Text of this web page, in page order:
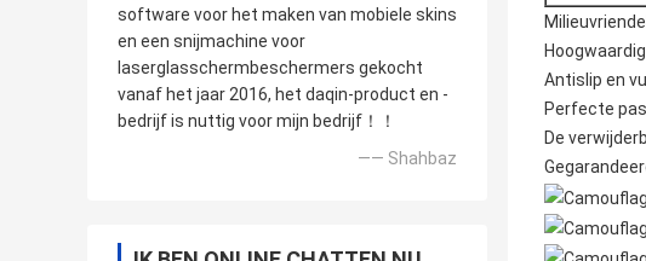
software voor het maken van mobiele skins
en een snijmachine voor
laserglasschermbeschermers gekocht
vanaf het jaar 2016, het daqin-product en -
bedrijf is nuttig voor mijn bedrijf！！
—— Shahbaz
Antislip en
Perfecte
De